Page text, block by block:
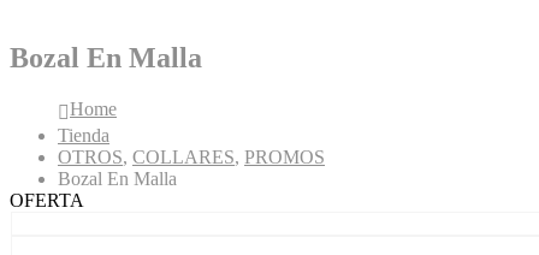
Bozal En Malla
Home
Tienda
OTROS, COLLARES, PROMOS
Bozal En Malla
OFERTA